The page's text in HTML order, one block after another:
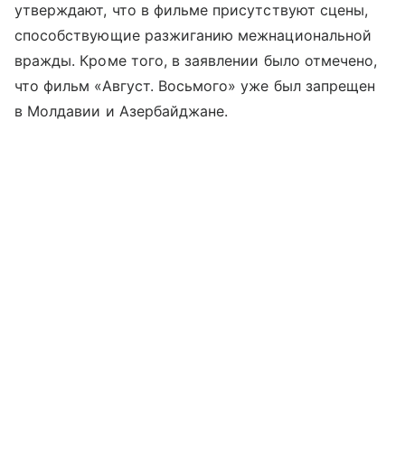
утверждают, что в фильме присутствуют сцены,
способствующие разжиганию межнациональной
вражды. Кроме того, в заявлении было отмечено,
что фильм «Август. Восьмого» уже был запрещен
в Молдавии и Азербайджане.